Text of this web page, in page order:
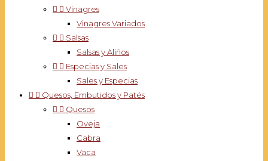
  Vinagres
Vinagres Variados
  Salsas
Salsas y Aliños
  Especias y Sales
Sales y Especias
  Quesos, Embutidos y Patés
  Quesos
Oveja
Cabra
Vaca